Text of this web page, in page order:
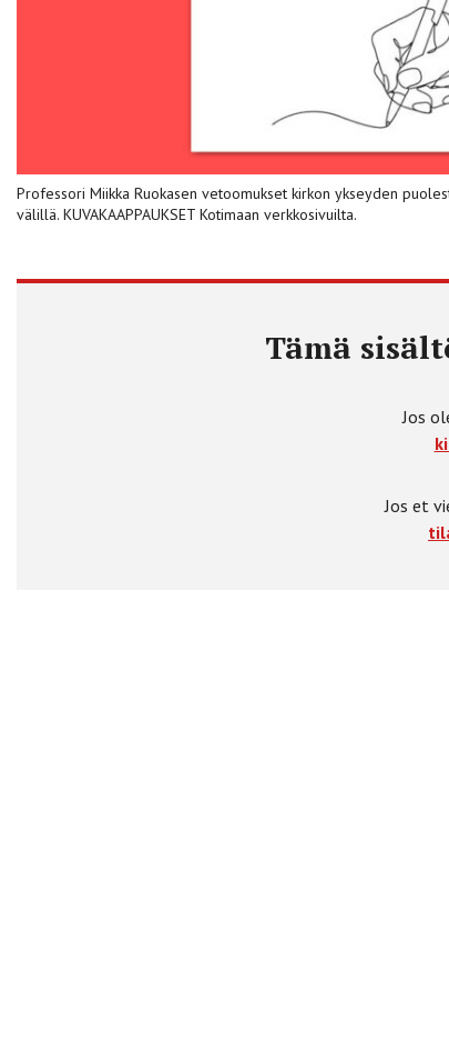
Professori Miikka Ruokasen vetoomukset kirkon ykseyden
välillä. KUVAKAAPPAUKSET Kotimaan verkkosivuilta.
Tämä
Jos
Jos et